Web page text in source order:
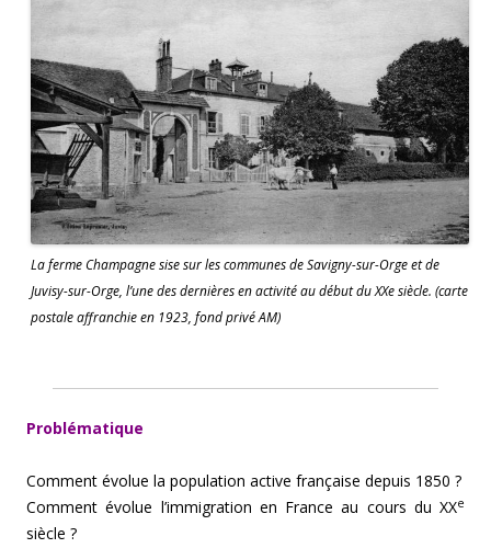
La ferme Champagne sise sur les communes de Savigny-sur-Orge et de
Juvisy-sur-Orge, l’une des dernières en activité au début du XXe siècle. (carte
postale affranchie en 1923, fond privé AM)
Problématique
Comment évolue la population active française depuis 1850 ?
Comment évolue l’immigration en France au cours du XXe
siècle ?